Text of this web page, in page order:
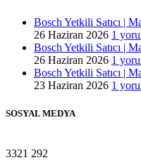
Bosch Yetkili Satıcı |
26 Haziran 2026 1
Bosch Yetkili Satıcı |
26 Haziran 2026 1
Bosch Yetkili Satıcı |
23 Haziran 2026 1
SOSYAL MEDYA
3321 292